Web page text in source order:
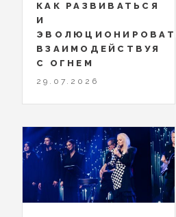
КАК РАЗВИВАТЬСЯ
И
ВЗАИМОДЕЙСТВУЯ
С ОГНЕМ
29.07.2026